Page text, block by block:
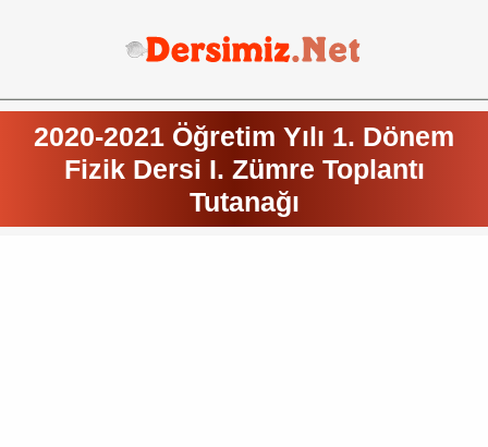
2020-2021 Öğretim Yılı 1. Dönem
Fizik Dersi I. Zümre Toplantı
Tutanağı